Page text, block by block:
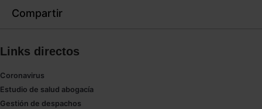
Compartir
Links directos
Coronavirus
Estudio de salud abogacía
Gestión de despachos